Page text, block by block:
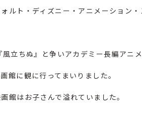
ルト・ディズニー・アニメーション
立ちぬ』と争いアカデミー長編アニ
館に観に行ってまいりました。
館はお子さんで溢れていました。